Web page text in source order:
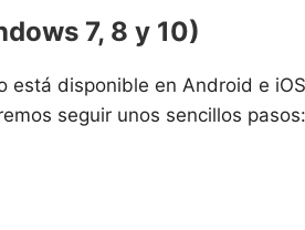
7, 8 y 10)
está disponible en Android e
seguir unos sencillos pasos: